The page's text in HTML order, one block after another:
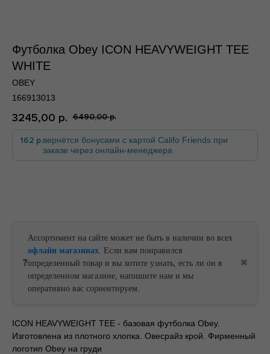
БЕСПЛАТНАЯ ДОСТАВКА
Футболка Obey ICON HEAVYWEIGHT TEE
WHITE
OBEY
166913013
3245,00 р. 6490,00 р.
162 р.вернётся бонусами с картой Califo Friends при
заказе через онлайн-менеджера
❓
Ассортимент на сайте может не быть в наличии во всех
офлайн магазинах . Если вам понравился
определенный товар и вы хотите узнать, есть ли он в
определенном магазине, напишите нам и мы
оперативно вас сориентируем.
✖
ICON HEAVYWEIGHT TEE - базовая футболка Obey.
Изготовлена из плотного хлопка. Овесрайз крой. Фирменный
логотип Obey на груди